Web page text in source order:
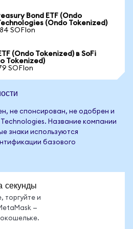
Bond ETF (Ondo
(Ondo Tokenized)
SOFIon
(Ondo Tokenized) в SoFi
Tokenized)
SOFIon
не спонсирован, не одобрен и
Название компании
знаки используются
базового
секунды
торгуйте и
—